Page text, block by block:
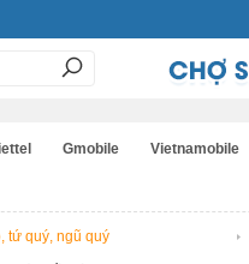
Gmobile Vietnamobile
tứ quý, ngũ quý